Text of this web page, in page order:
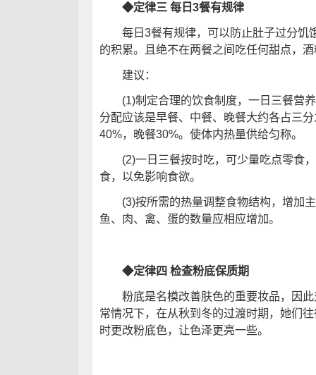
◆定律三 每日3餐有规律
每日3餐有规律，可以防止肚子过分饥
的积累。且绝不在两餐之间吃任何甜点，
建议：
(1)制定合理的饮食制度，一日三餐营养
分配应该是早餐、中餐、晚餐大约各占三
40%，晚餐30%。使体内热量供给匀称。
(2)一日三餐按时吃，可少量吃点零食，
食，以免影响食欲。
(3)按所需的热量调整食物结构，增加主
鱼、肉、禽、蛋的数量应相应增加。
◆定律四 检查粉底保质期
粉底是名模改善肤色的重要妆品，因此
常情况下，在从秋到冬的过渡时期，她们
时更改粉底色，让色泽更亮一些。